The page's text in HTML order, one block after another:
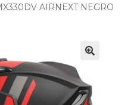
AIRNEXT NEGRO